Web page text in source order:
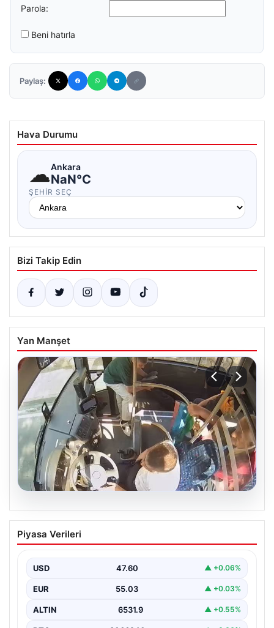
Parola:
Beni hatırla
Paylaş:
Hava Durumu
☁Ankara
NaN°C
ŞEHIR SEÇ
Bizi Takip Edin
Yan Manşet
Otobüste Rahatsızlanan Yolcuyu Şoför
Hızla Hastaneye Yönlendirdi
otobüslerinde yaşanan ilginç ve dikkat çekici…
Piyasa Verileri
USD 47.60 ▲ +0.06%
EUR 55.03 ▲ +0.03%
ALTIN 6531.9 ▲ +0.55%